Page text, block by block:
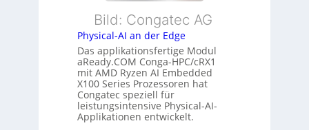
ü
b
e
r
w
a
c
h
i
s
t
u
n
g
e
E
t
h
e
r
c
a
Bild: Congatec AG
Physical-AI an der Edge
Das applikationsfertige Modul
aReady.COM Conga-HPC/cRX1
mit AMD Ryzen AI Embedded
X100 Series Prozessoren hat
Congatec speziell für
leistungsintensive Physical-AI-
Applikationen entwickelt.